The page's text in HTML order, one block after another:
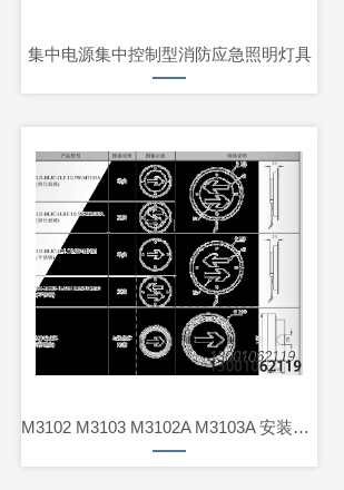
集中电源集中控制型消防应急照明灯具
M3102 M3103 M3102A M3103A 安装使用说明书 V1.